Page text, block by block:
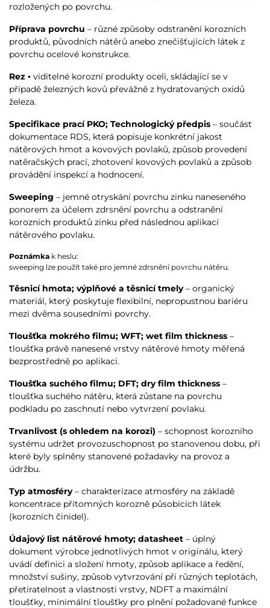
rozložených po povrchu.
Příprava povrchu – různé způsoby odstranění korozních
produktů, původních nátěrů anebo znečišťujících látek z
povrchu ocelové konstrukce.
Rez ▪ viditelné korozní produkty oceli, skládající se v
případě železných kovů převážně z hydratovaných oxidů
železa.
Specifikace prací PKO; Technologický předpis – součást
dokumentace RDS, která popisuje konkrétní jakost
nátěrových hmot a kovových povlaků, způsob provedení
natěračských prací, zhotovení kovových povlaků a způsob
provádění inspekcí a hodnocení.
Sweeping – jemné otryskání povrchu zinku naneseného
ponorem za účelem zdrsnění povrchu a odstranění
korozních produktů zinku před následnou aplikací
nátěrového povlaku.
Poznámka k heslu:
sweeping lze použít také pro jemné zdrsnění povrchu nátěru.
Těsnicí hmota; výplňové a těsnicí tmely– organický
materiál, který poskytuje flexibilní, nepropustnou bariéru
mezi dvěma sousedními povrchy.
Tloušťka mokrého filmu; WFT; wet film thickness –
tloušťka právě nanesené vrstvy nátěrové hmoty měřená
bezprostředně po aplikaci.
Tloušťka suchého filmu; DFT; dry film thickness –
tloušťka suchého nátěru, která zůstane na povrchu
podkladu po zaschnutí nebo vytvrzení povlaku.
Trvanlivost (s ohledem na korozi) – schopnost korozního
systému udržet provozuschopnost po stanovenou dobu, při
které byly splněny stanovené požadavky na provoz a
údržbu.
Typ atmosféry– charakterizace atmosféry na základě
koncentrace přítomných korozně působících látek
(korozních činidel).
Údajový list nátěrové hmoty; datasheet – úplný
dokument výrobce jednotlivých hmot v originálu, který
uvádí definici a složení hmoty, způsob aplikace a ředění,
množství sušiny, způsob vytvrzování při různých teplotách,
přetíratelnost a vlastnosti vrstvy, NDFT a maximální
tloušťky, minimální tloušťky pro plnění požadované funkce